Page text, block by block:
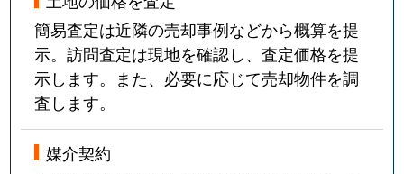
簡易査定は近隣の売却事例などから概算を提
示。訪問査定は現地を確認し、査定価格を提
示します。また、必要に応じて売却物件を調
査します。
媒介契約